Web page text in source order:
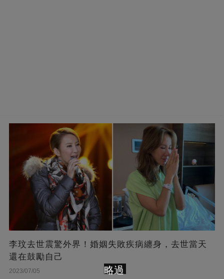
李玟去世震驚外界！婚姻失敗疾病纏身，去世當天
還在鼓勵自己
2023/07/05 略過